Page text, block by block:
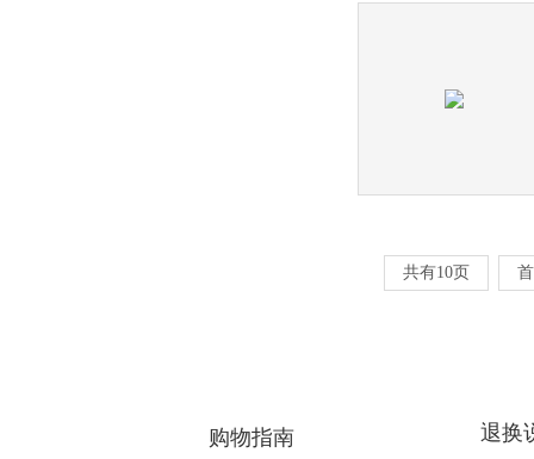
共有10页
购物指南 退换